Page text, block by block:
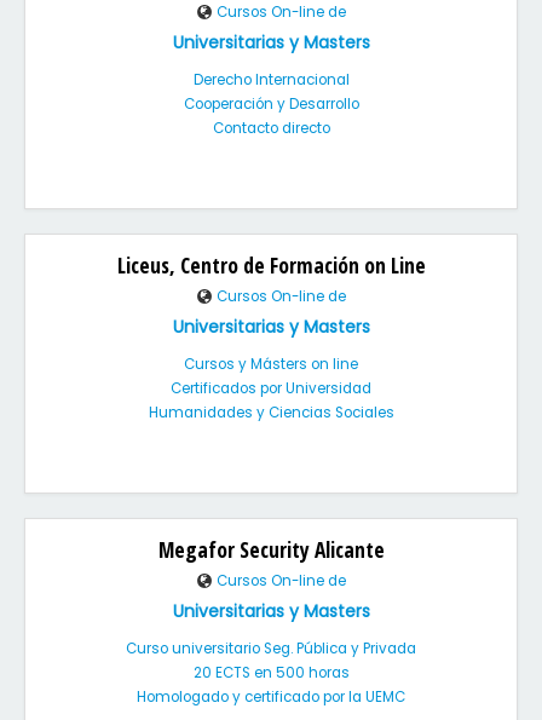
Cursos On-line de
Universitarias y Masters
Derecho Internacional
Cooperación y Desarrollo
Contacto directo
Liceus, Centro de Formación on Line
Cursos On-line de
Universitarias y Masters
Cursos y Másters on line
Certificados por Universidad
Humanidades y Ciencias Sociales
Megafor Security Alicante
Cursos On-line de
Universitarias y Masters
Curso universitario Seg. Pública y Privada
20 ECTS en 500 horas
Homologado y certificado por la UEMC